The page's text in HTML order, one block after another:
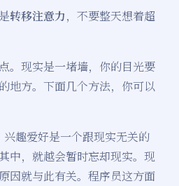
转移注意力，不要整天想着超
。现实是一堵墙，你的目光要
地方。下面几个方法，你可以
兴趣爱好是一个跟现实无关的
中，就越会暂时忘却现实。现
因就与此有关。程序员这方面